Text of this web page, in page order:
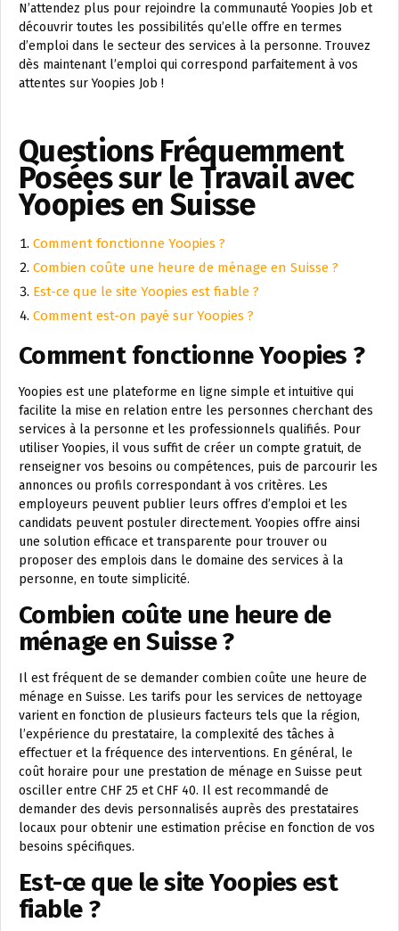
N’attendez plus pour rejoindre la communauté Yoopies Job et
découvrir toutes les possibilités qu’elle offre en termes
d’emploi dans le secteur des services à la personne. Trouvez
dès maintenant l’emploi qui correspond parfaitement à vos
attentes sur Yoopies Job !
Questions Fréquemment
Posées sur le Travail avec
Yoopies en Suisse
Comment fonctionne Yoopies ?
Combien coûte une heure de ménage en Suisse ?
Est-ce que le site Yoopies est fiable ?
Comment est-on payé sur Yoopies ?
Comment fonctionne Yoopies ?
Yoopies est une plateforme en ligne simple et intuitive qui
facilite la mise en relation entre les personnes cherchant des
services à la personne et les professionnels qualifiés. Pour
utiliser Yoopies, il vous suffit de créer un compte gratuit, de
renseigner vos besoins ou compétences, puis de parcourir les
annonces ou profils correspondant à vos critères. Les
employeurs peuvent publier leurs offres d’emploi et les
candidats peuvent postuler directement. Yoopies offre ainsi
une solution efficace et transparente pour trouver ou
proposer des emplois dans le domaine des services à la
personne, en toute simplicité.
Combien coûte une heure de
ménage en Suisse ?
Il est fréquent de se demander combien coûte une heure de
ménage en Suisse. Les tarifs pour les services de nettoyage
varient en fonction de plusieurs facteurs tels que la région,
l’expérience du prestataire, la complexité des tâches à
effectuer et la fréquence des interventions. En général, le
coût horaire pour une prestation de ménage en Suisse peut
osciller entre CHF 25 et CHF 40. Il est recommandé de
demander des devis personnalisés auprès des prestataires
locaux pour obtenir une estimation précise en fonction de vos
besoins spécifiques.
Est-ce que le site Yoopies est
fiable ?